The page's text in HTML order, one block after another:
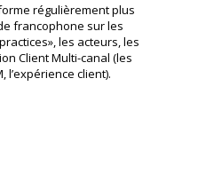
régulièrement plus
francophone sur les
les acteurs, les
Client Multi-canal (les
l’expérience client).